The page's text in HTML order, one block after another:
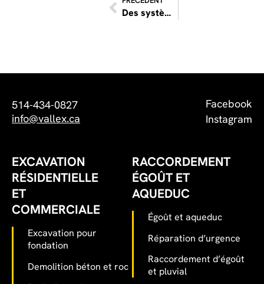
Des systèmes sanitaires avec déphosphatation obligatoire à Mascouche
514-434-0827
info@vallex.ca
Facebook
Instagram
EXCAVATION
RÉSIDENTIELLE
ET
COMMERCIALE
Excavation pour
fondation
Demolition béton et roc
RACCORDEMENT
ÉGOÛT ET
AQUEDUC
Égoût et aqueduc
Réparation d’urgence
Raccordement d’égoût
et pluvial